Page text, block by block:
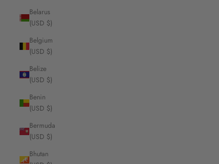
Belarus
(USD $)
Belgium
(USD $)
Belize
(USD $)
Benin
(USD $)
Bermuda
(USD $)
Bhutan